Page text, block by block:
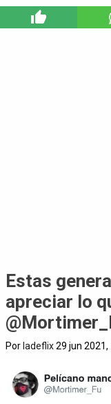
Estas
apreciar lo
Por ladeflix29 jun 2021,